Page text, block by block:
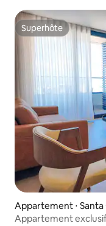
Superhôte
Superhôte
Appartement ⋅ Santa
Appartement